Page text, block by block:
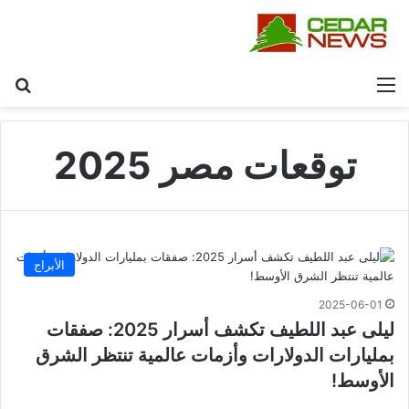
القائمة
توقعات مصر 2025
الأبراج
2025-06-01
ليلى عبد اللطيف تكشف أسرار 2025: صفقات
بمليارات الدولارات وأزمات عالمية تنتظر الشرق
الأوسط!